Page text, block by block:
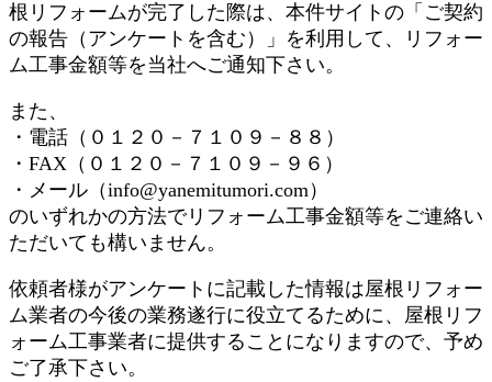
根リフォームが完了した際は、本件サイトの「ご契約
の報告（アンケートを含む）」を利用して、リフォー
ム工事金額等を当社へご通知下さい。
また、
・電話（０１２０－７１０９－８８）
・FAX（０１２０－７１０９－９６）
・メール（info@yanemitumori.com）
のいずれかの方法でリフォーム工事金額等をご連絡い
ただいても構いません。
依頼者様がアンケートに記載した情報は屋根リフォー
ム業者の今後の業務遂行に役立てるために、屋根リフ
ォーム工事業者に提供することになりますので、予め
ご了承下さい。